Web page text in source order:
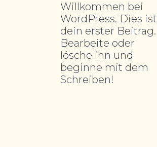
Willkommen bei
WordPress. Dies ist
dein erster Beitrag.
Bearbeite oder
lösche ihn und
beginne mit dem
Schreiben!